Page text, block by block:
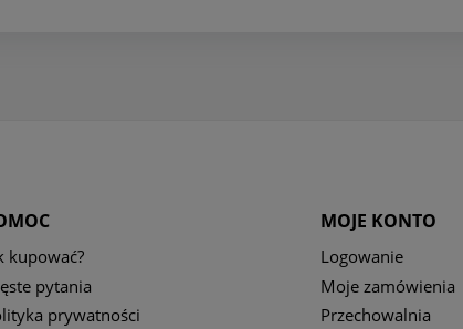
kupować?
pytania
prywatności
MOJE KONTO
Logowanie
Moje zamówienia
Przechowalnia